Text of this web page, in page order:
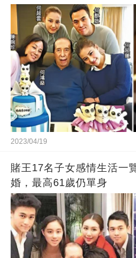
2023/04/19
賭王17名子女感情生活一
婚，最高61歲仍單身